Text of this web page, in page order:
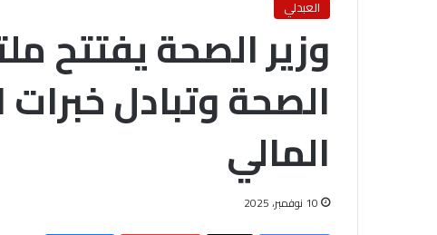
العبدلي
وزير الصحة يفتتح
الصحة وتبادل خبرات
المالي
10 نوفمبر، 2025